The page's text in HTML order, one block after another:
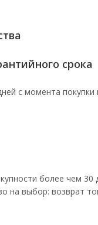
срока
с момента покупки
более чем 30
на выбор: возврат